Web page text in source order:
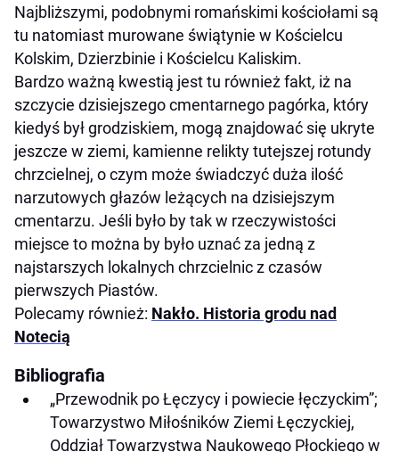
Najbliższymi, podobnymi romańskimi kościołami są
tu natomiast murowane świątynie w Kościelcu
Kolskim, Dzierzbinie i Kościelcu Kaliskim.
Bardzo ważną kwestią jest tu również fakt, iż na
szczycie dzisiejszego cmentarnego pagórka, który
kiedyś był grodziskiem, mogą znajdować się ukryte
jeszcze w ziemi, kamienne relikty tutejszej rotundy
chrzcielnej, o czym może świadczyć duża ilość
narzutowych głazów leżących na dzisiejszym
cmentarzu. Jeśli było by tak w rzeczywistości
miejsce to można by było uznać za jedną z
najstarszych lokalnych chrzcielnic z czasów
pierwszych Piastów.
Polecamy również: Nakło. Historia grodu nad
Notecią
Bibliografia
„Przewodnik po Łęczycy i powiecie łęczyckim”;
Towarzystwo Miłośników Ziemi Łęczyckiej,
Oddział Towarzystwa Naukowego Płockiego w